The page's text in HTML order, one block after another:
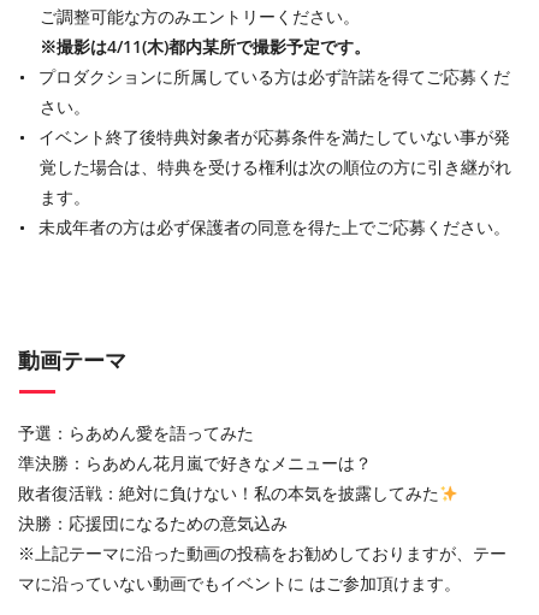
ご調整可能な方のみエントリーください。
※撮影は4/11(木)都内某所で撮影予定です。
プロダクションに所属している方は必ず許諾を得てご応募くだ
さい。
イベント終了後特典対象者が応募条件を満たしていない事が発
覚した場合は、特典を受ける権利は次の順位の方に引き継がれ
ます。
未成年者の方は必ず保護者の同意を得た上でご応募ください。
動画テーマ
予選：らあめん愛を語ってみた
準決勝：らあめん花月嵐で好きなメニューは？
敗者復活戦：絶対に負けない！私の本気を披露してみた
決勝：応援団になるための意気込み
※上記テーマに沿った動画の投稿をお勧めしておりますが、テー
マに沿っていない動画でもイベントに はご参加頂けます。